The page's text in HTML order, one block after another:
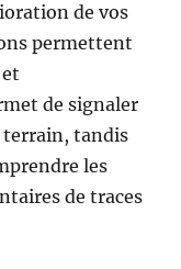
de vos
permettent
et
de signaler
terrain, tandis
les
de traces